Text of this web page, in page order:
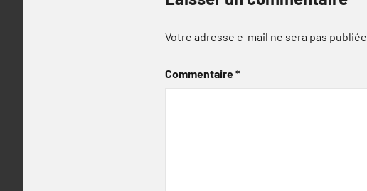
Votre adresse e-mail ne sera pas publiée.
Commentaire*